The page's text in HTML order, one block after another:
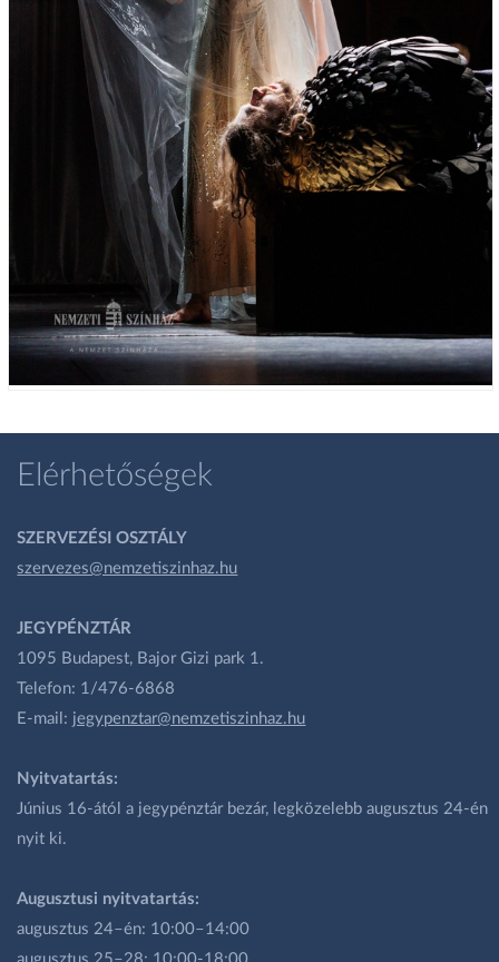
Elérhetőségek
SZERVEZÉSI OSZTÁLY
szervezes@nemzetiszinhaz.hu
JEGYPÉNZTÁR
1095 Budapest, Bajor Gizi park 1.
Telefon: 1/476-6868
E-mail: jegypenztar@nemzetiszinhaz.hu
Nyitvatartás:
Június 16-ától a jegypénztár bezár, legközelebb augusztus 24-én
nyit ki.
Augusztusi nyitvatartás:
augusztus 24–én: 10:00–14:00